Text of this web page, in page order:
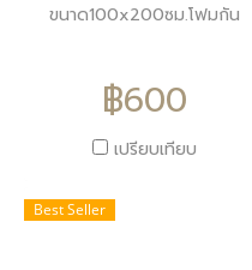
ขนาด100x200ซม.โฟมกัน
หนา2นิ้วราคา600บาท
฿600
เปรียบเทียบ
Best Seller